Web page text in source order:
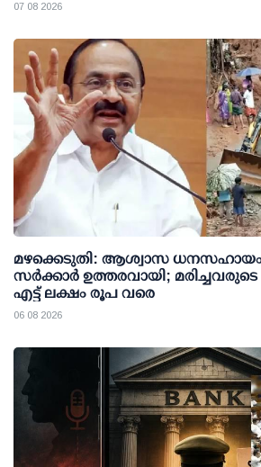
07 08 2026
മഴക്കെടുതി: ആശ്വാസ ധനസഹായം
സര്‍ക്കാര്‍ ഉത്തരവായി;
എട്ട് ലക്ഷം രൂപ വരെ
06 08 2026